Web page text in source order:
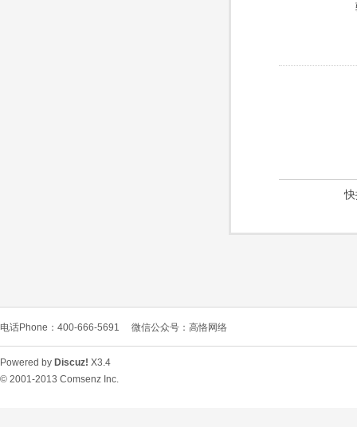
电话Phone：400-666-5691 微信公众号：高恪网络
Powered by Discuz! X3.4
© 2001-2013 Comsenz Inc.